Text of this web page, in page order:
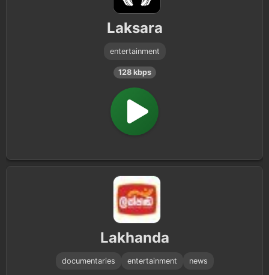
Laksara
entertainment
128 kbps
Lakhanda
documentaries entertainment news